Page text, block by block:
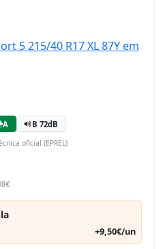
A B 72dB
oficial (EPREL)
+9,50€/un